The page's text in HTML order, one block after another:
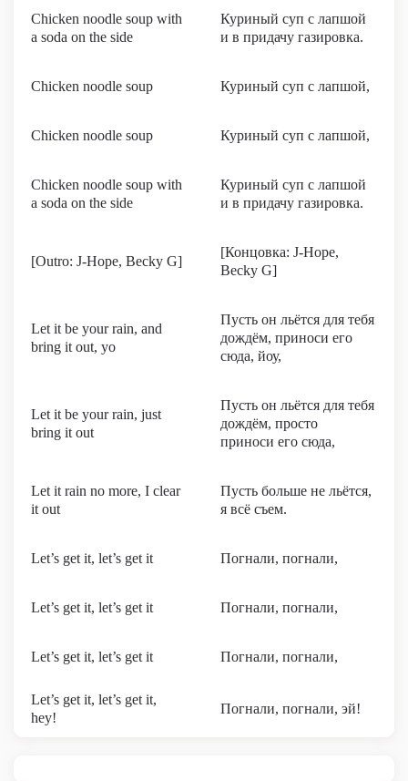
Chicken noodle soup with
a soda on the side
Куриный суп с лапшой
и в придачу газировка.
Chicken noodle soup Куриный суп с лапшой,
Chicken noodle soup Куриный суп с лапшой,
Chicken noodle soup with
a soda on the side
Куриный суп с лапшой
и в придачу газировка.
[Outro: J-Hope, Becky G]
[Концовка: J-Hope,
Becky G]
Let it be your rain, and
bring it out, yo
Пусть он льётся для тебя
дождём, приноси его
сюда, йоу,
Let it be your rain, just
bring it out
Пусть он льётся для тебя
дождём, просто
приноси его сюда,
Let it rain no more, I clear
it out
Пусть больше не льётся,
я всё съем.
Let’s get it, let’s get it Погнали, погнали,
Let’s get it, let’s get it Погнали, погнали,
Let’s get it, let’s get it Погнали, погнали,
Let’s get it, let’s get it,
hey!
Погнали, погнали, эй!